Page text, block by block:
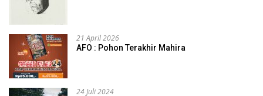
21 April 2026
AFO : Pohon Terakhir Mahira
24 Juli 2024